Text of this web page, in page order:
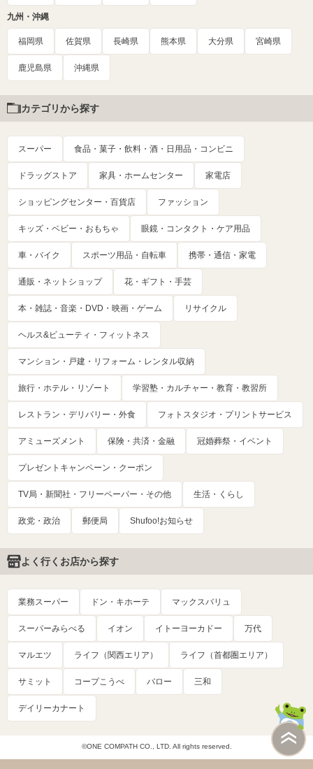
九州・沖縄
福岡県 佐賀県 長崎県 熊本県 大分県 宮崎県
鹿児島県 沖縄県
カテゴリから探す
スーパー 食品・菓子・飲料・酒・日用品・コンビニ
ドラッグストア 家具・ホームセンター 家電店
ショッピングセンター・百貨店 ファッション
キッズ・ベビー・おもちゃ 眼鏡・コンタクト・ケア用品
車・バイク スポーツ用品・自転車 携帯・通信・家電
通販・ネットショップ 花・ギフト・手芸
本・雑誌・音楽・DVD・映画・ゲーム リサイクル
ヘルス&ビューティ・フィットネス
マンション・戸建・リフォーム・レンタル収納
旅行・ホテル・リゾート 学習塾・カルチャー・教育・教習所
レストラン・デリバリー・外食 フォトスタジオ・プリントサービス
アミューズメント 保険・共済・金融 冠婚葬祭・イベント
プレゼントキャンペーン・クーポン
TV局・新聞社・フリーペーパー・その他 生活・くらし
政党・政治 郵便局 Shufoo!お知らせ
よく行くお店から探す
業務スーパー ドン・キホーテ マックスバリュ
スーパーみらべる イオン イトーヨーカドー 万代
マルエツ ライフ（関西エリア） ライフ（首都圏エリア）
サミット コープこうべ バロー 三和
デイリーカナート
©ONE COMPATH CO., LTD. All rights reserved.